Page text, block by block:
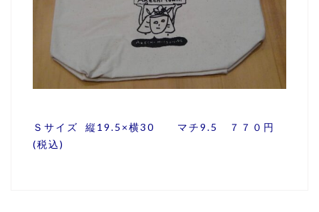
Ｓサイズ 縦19.5×横30 マチ9.5 ７７０円
(税込)